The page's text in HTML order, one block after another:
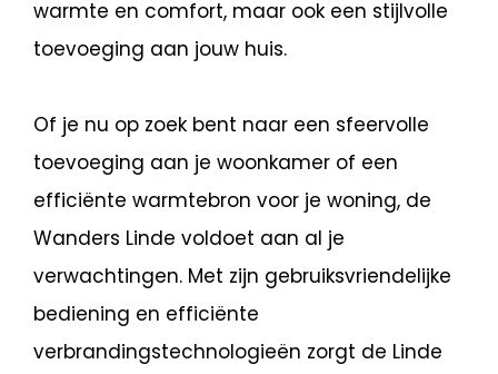
warmte en comfort, maar ook een stijlvolle
toevoeging aan jouw huis.
Of je nu op zoek bent naar een sfeervolle
toevoeging aan je woonkamer of een
efficiënte warmtebron voor je woning, de
Wanders Linde voldoet aan al je
verwachtingen. Met zijn gebruiksvriendelijke
bediening en efficiënte
verbrandingstechnologieën zorgt de Linde